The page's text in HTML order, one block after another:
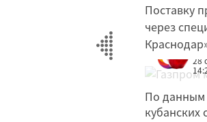
Поставку
через
28
По данным
кубанских